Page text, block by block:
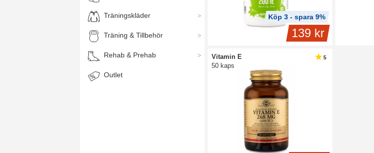
Träningskläder
Träning & Tillbehör
Rehab & Prehab
Outlet
Köp 3 - spara 9%
139 kr
Vitamin E
50 kaps
5